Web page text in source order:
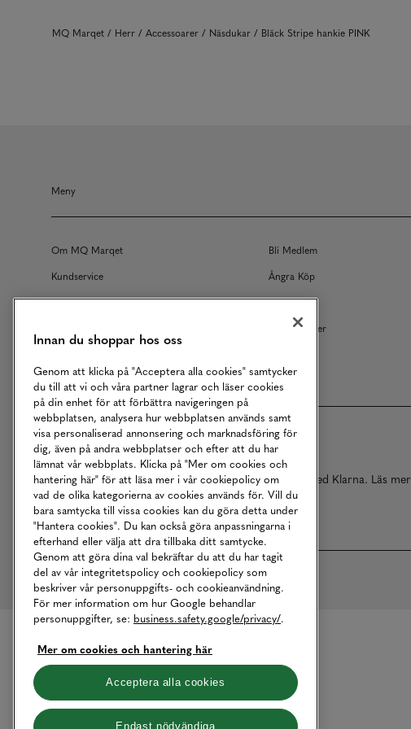
MQ Marqet Herr Accessoarer Näsdukar Bläck Stripe hankie PINK
Meny
Om MQ Marqet Bli Medlem
Kundservice
Ångra Köp
Returer
Köpvillkor
Våra Tjänster
Betalningar online sköts i samarbete med Klarna. Läs mer
Innan du shoppar hos oss
Genom att klicka på "Acceptera alla cookies" samtycker
du till att vi och våra partner lagrar och läser cookies
på din enhet för att förbättra navigeringen på
webbplatsen, analysera hur webbplatsen används samt
visa personaliserad annonsering och marknadsföring för
dig, även på andra webbplatser och efter att du har
lämnat vår webbplats. Klicka på "Mer om cookies och
hantering här" för att läsa mer i vår cookiepolicy om
vad de olika kategorierna av cookies används för. Vill du
bara samtycka till vissa cookies kan du göra detta under
"Hantera cookies". Du kan också göra anpassningarna i
efterhand eller välja att dra tillbaka ditt samtycke.
Genom att göra dina val bekräftar du att du har tagit
del av vår integritetspolicy och cookiepolicy som
beskriver vår personuppgifts- och cookieanvändning.
För mer information om hur Google behandlar
personuppgifter, se: business.safety.google/privacy/.
Mer om cookies och hantering här
Acceptera alla cookies
Endast nödvändiga